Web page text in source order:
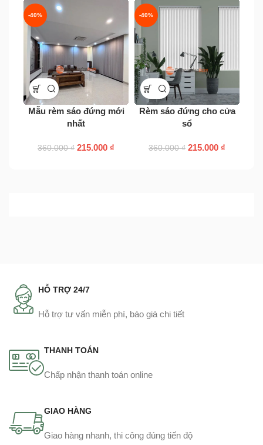
-40%
Mẫu rèm sáo đứng mới
nhất
360.000₫ 215.000 ₫
-40%
Rèm sáo đứng cho cửa
sổ
360.000₫ 215.000 ₫
HỖ TRỢ 24/7
Hỗ trợ tư vấn miễn phí, báo giá chi tiết
THANH TOÁN
Chấp nhận thanh toán online
GIAO HÀNG
Giao hàng nhanh, thi công đúng tiến độ